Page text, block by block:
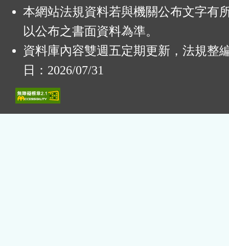
本網站法規資料若與機關公布文字有
以公布之書面資料為準。
資料庫內容雙週五定期更新，法規整
日：2026/07/31